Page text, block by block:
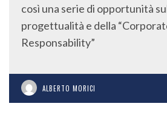
così una serie di opportunità
progettualità e della
Responsability”
ALBERTO MORICI